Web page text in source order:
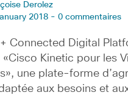
Derolez
2018 - 0 commentaires
Connected Digital
Kinetic pour les
une plate-forme
aux besoins et